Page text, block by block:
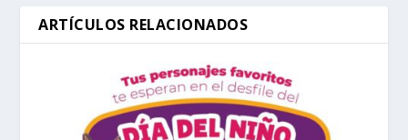
ARTÍCULOS RELACIONADOS